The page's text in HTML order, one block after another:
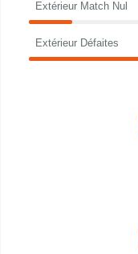
Extérieur Match Nul
Extérieur Défaites